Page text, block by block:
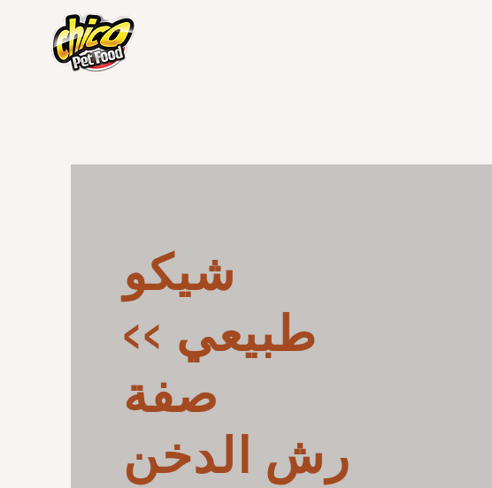
شيكو
طبيعي >>
صفة
رش الدخن